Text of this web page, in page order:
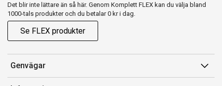
Det blir inte lättare än så här. Genom Komplett FLEX kan du välja bland
1000-tals produkter och du betalar 0 kr i dag.
Se FLEX produkter
Genvägar